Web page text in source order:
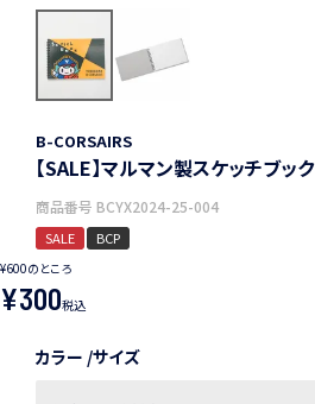
B-CORSAIRS
【SALE】マルマン製スケッチブック
商品番号 BCYX2024-25-004
SALE BCP
¥600のところ
¥300税込
カラー サイズ